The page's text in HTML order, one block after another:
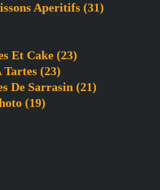
Aperitifs (31)
Et Cake (23)
Tartes (23)
De Sarrasin (21)
(19)